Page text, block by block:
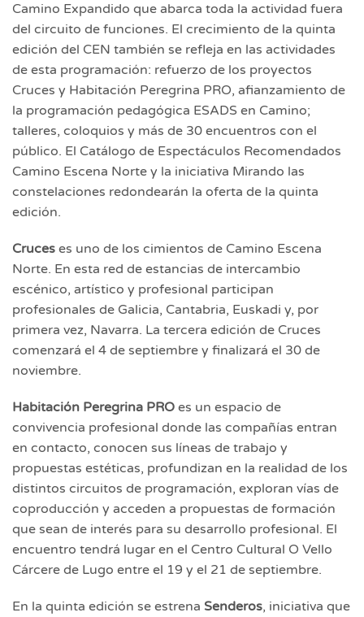
Camino Expandido que abarca toda la actividad fuera
del circuito de funciones. El crecimiento de la quinta
edición del CEN también se refleja en las actividades
de esta programación: refuerzo de los proyectos
Cruces y Habitación Peregrina PRO, afianzamiento de
la programación pedagógica ESADS en Camino;
talleres, coloquios y más de 30 encuentros con el
público. El Catálogo de Espectáculos Recomendados
Camino Escena Norte y la iniciativa Mirando las
constelaciones redondearán la oferta de la quinta
edición.
Cruces es uno de los cimientos de Camino Escena
Norte. En esta red de estancias de intercambio
escénico, artístico y profesional participan
profesionales de Galicia, Cantabria, Euskadi y, por
primera vez, Navarra. La tercera edición de Cruces
comenzará el 4 de septiembre y finalizará el 30 de
noviembre.
Habitación Peregrina PRO es un espacio de
convivencia profesional donde las compañías entran
en contacto, conocen sus líneas de trabajo y
propuestas estéticas, profundizan en la realidad de los
distintos circuitos de programación, exploran vías de
coproducción y acceden a propuestas de formación
que sean de interés para su desarrollo profesional. El
encuentro tendrá lugar en el Centro Cultural O Vello
Cárcere de Lugo entre el 19 y el 21 de septiembre.
En la quinta edición se estrena Senderos, iniciativa que